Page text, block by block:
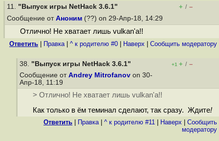
11. "Выпуск игры NetHack 3.6.1" + / –
Сообщение от Аноним (??) on 29-Апр-18, 14:29
Отлично! Не хватает лишь vulkan'а!!
Ответить Правка| ^ к родителю #0 Наверх Cообщить модератору
38. "Выпуск игры NetHack 3.6.1" +1 + / –
Сообщение от Andrey Mitrofanov on 30-
Апр-18, 11:19
> Отлично! Не хватает лишь vulkan'а!!
Как только в ём теминал сделают, так сразу. Ждите!
Ответить Правка| ^ к родителю #11 Наверх
Cообщить
модератору